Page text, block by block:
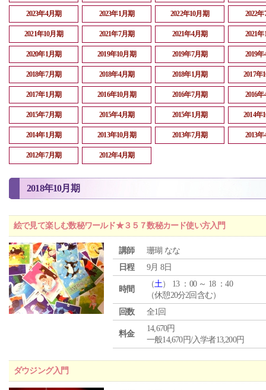
2023年4月期 2023年1月期 2022年10月期 2022
2021年10月期 2021年7月期 2021年4月期 2021
2020年1月期 2019年10月期 2019年7月期 2019
2018年7月期 2018年4月期 2018年1月期 2017年
2017年1月期 2016年10月期 2016年7月期 2016
2015年7月期 2015年4月期 2015年1月期 2014年
2014年1月期 2013年10月期 2013年7月期 2013
2012年7月期 2012年4月期
2018年10月期
絵で見て楽しむ数秘ワールド★３５７数秘カード使い方入門
講師
珊瑚 なな
日程
9月 8日
時間
（土） 13 ：00 ～ 18 ：40
（休憩20分2回含む）
回数
全1回
料金
14,670円
一般14,670円/入学者13,200円
ダウジング入門